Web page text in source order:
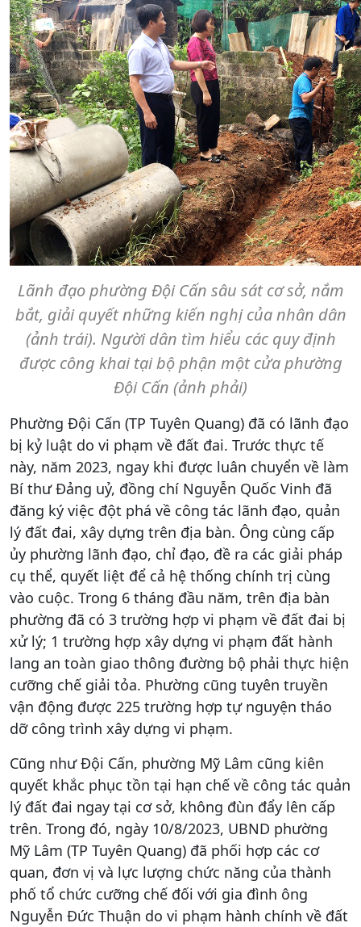
Lãnh đạo phường Đội Cấn sâu sát cơ sở, nắm
bắt, giải quyết những kiến nghị của nhân dân
(ảnh trái). Người dân tìm hiểu các quy định
được công khai tại bộ phận một cửa phường
Đội Cấn (ảnh phải)
Phường Đội Cấn (TP Tuyên Quang) đã có lãnh đạo
bị kỷ luật do vi phạm về đất đai. Trước thực tế
này, năm 2023, ngay khi được luân chuyển về làm
Bí thư Đảng uỷ, đồng chí Nguyễn Quốc Vinh đã
đăng ký việc đột phá về công tác lãnh đạo, quản
lý đất đai, xây dựng trên địa bàn. Ông cùng cấp
ủy phường lãnh đạo, chỉ đạo, đề ra các giải pháp
cụ thể, quyết liệt để cả hệ thống chính trị cùng
vào cuộc. Trong 6 tháng đầu năm, trên địa bàn
phường đã có 3 trường hợp vi phạm về đất đai bị
xử lý; 1 trường hợp xây dựng vi phạm đất hành
lang an toàn giao thông đường bộ phải thực hiện
cưỡng chế giải tỏa. Phường cũng tuyên truyền
vận động được 225 trường hợp tự nguyện tháo
dỡ công trình xây dựng vi phạm.
Cũng như Đội Cấn, phường Mỹ Lâm cũng kiên
quyết khắc phục tồn tại hạn chế về công tác quản
lý đất đai ngay tại cơ sở, không đùn đẩy lên cấp
trên. Trong đó, ngày 10/8/2023, UBND phường
Mỹ Lâm (TP Tuyên Quang) đã phối hợp các cơ
quan, đơn vị và lực lượng chức năng của thành
phố tổ chức cưỡng chế đối với gia đình ông
Nguyễn Đức Thuận do vi phạm hành chính về đất